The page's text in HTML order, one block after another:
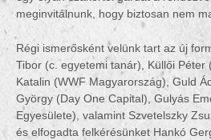
meginvitálnunk, hogy biztosan nem
Régi ismerősként velünk tart az új
Tibor (c. egyetemi tanár), Küllői Péter
Katalin (WWF Magyarország), Guld
György (Day One Capital), Gulyás
Egyesülete), valamint Szvetelszky
és elfogadta felkérésünket Hankó